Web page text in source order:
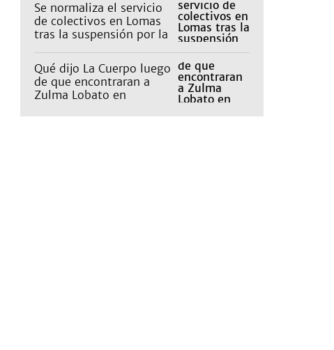
Se normaliza el servicio
de colectivos en Lomas
tras la suspensión por la
Qué dijo La Cuerpo luego
de que encontraran a
Zulma Lobato en